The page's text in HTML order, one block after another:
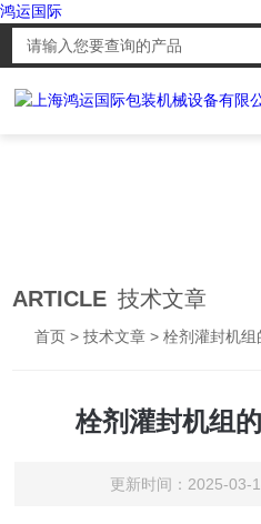
鸿运国际
ARTICLE 技术文章
首页 >技术文章 > 栓剂灌封机
栓剂灌封机组
更新时间：2025-